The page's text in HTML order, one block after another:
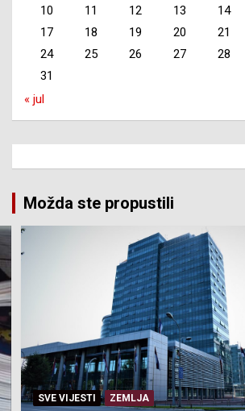
10
11 12 13 14
17
18 19 20 21
24
25 26 27 28
31
« jul
Možda ste propustili
SVE VIJESTI ZEMLJA